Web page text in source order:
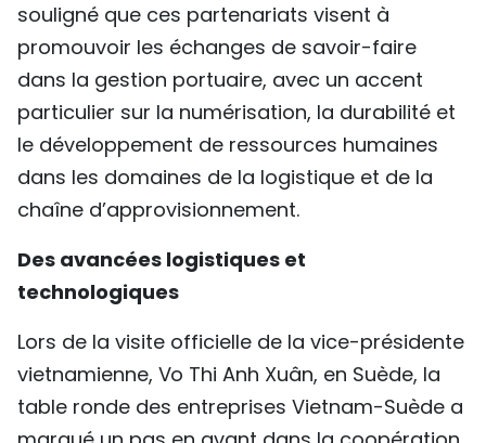
souligné que ces partenariats visent à
promouvoir les échanges de savoir-faire
dans la gestion portuaire, avec un accent
particulier sur la numérisation, la durabilité et
le développement de ressources humaines
dans les domaines de la logistique et de la
chaîne d’approvisionnement.
Des avancées logistiques et
technologiques
Lors de la visite officielle de la vice-présidente
vietnamienne, Vo Thi Anh Xuân, en Suède, la
table ronde des entreprises Vietnam-Suède a